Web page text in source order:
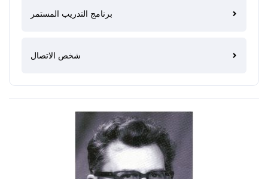
برنامج التدريب المستمر
شخص الاتصال